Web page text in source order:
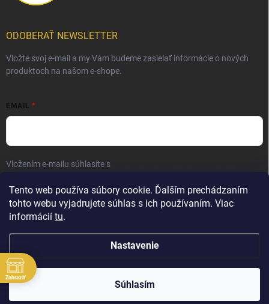
Tento web používa súbory cookie. Ďalším prechádzaním
tohto webu vyjadrujete súhlas s ich používaním. Viac
informácií tu.
Nastavenie
Súhlasím
ODOBERAŤ NEWSLETTER
Vložte svoj e-mail a my Vám budeme zasielať informácie o nových
produktoch na našom e-shope.
EMAIL
Vložením e-mailu súhlasíte s
Prihlásiť sa
Elite Palace . Všetky práva vyhradené.
Zobraziť